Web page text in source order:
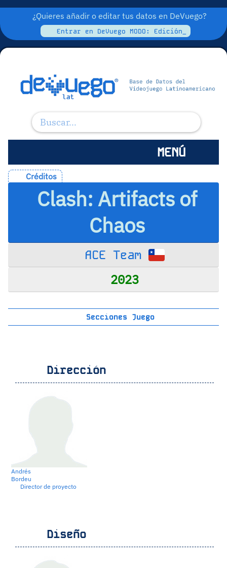
¿Quieres añadir o editar tus datos en DeVuego?
Entrar en DeVuego MODO: Edición_
MENÚ
Créditos
Clash: Artifacts of
Chaos
ACE Team
2023
Secciones Juego
Dirección
Andrés
Bordeu
Director de proyecto
Diseño